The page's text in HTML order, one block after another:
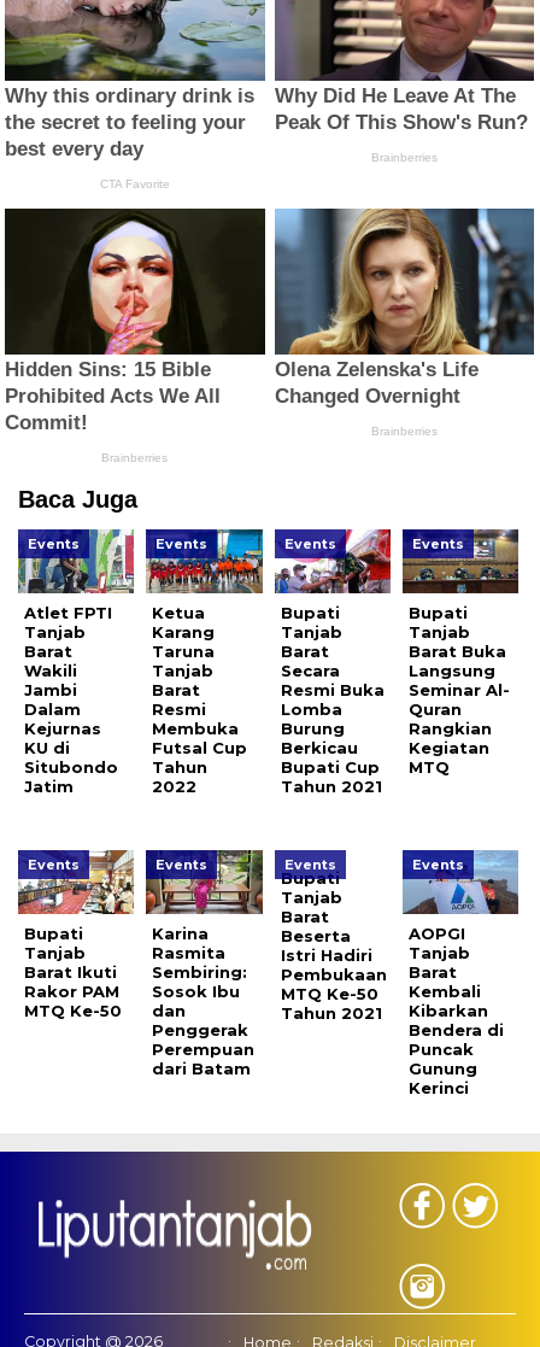
Baca Juga
Events
Atlet FPTI
Tanjab
Barat
Wakili
Jambi
Dalam
Kejurnas
KU di
Situbondo
Jatim
Events
Ketua
Karang
Taruna
Tanjab
Barat
Resmi
Membuka
Futsal Cup
Tahun
2022
Events
Bupati
Tanjab
Barat
Secara
Resmi Buka
Lomba
Burung
Berkicau
Bupati Cup
Tahun 2021
Events
Bupati
Tanjab
Barat Buka
Langsung
Seminar Al-
Quran
Rangkian
Kegiatan
MTQ
Events
Bupati
Tanjab
Barat Ikuti
Rakor PAM
MTQ Ke-50
Events
Karina
Rasmita
Sembiring:
Sosok Ibu
dan
Penggerak
Perempuan
dari Batam
Events
Bupati
Tanjab
Barat
Beserta
Istri Hadiri
Pembukaan
MTQ Ke-50
Tahun 2021
Events
AOPGI
Tanjab
Barat
Kembali
Kibarkan
Bendera di
Puncak
Gunung
Kerinci
Copyright @ 2026 Home Redaksi Disclaimer